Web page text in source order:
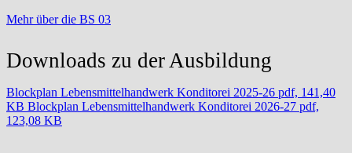
Mehr über die BS 03
Downloads zu der Ausbildung
Blockplan Lebensmittelhandwerk Konditorei 2025-26 pdf, 141,40
KB Blockplan Lebensmittelhandwerk Konditorei 2026-27 pdf,
123,08 KB